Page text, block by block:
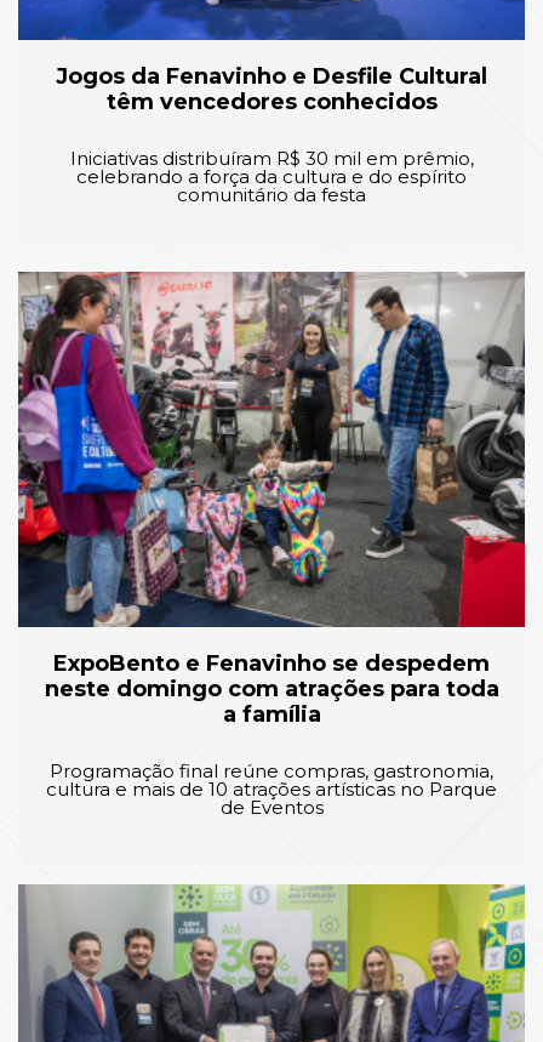
Jogos da Fenavinho e Desfile Cultural
têm vencedores conhecidos
Iniciativas distribuíram R$ 30 mil em prêmio,
celebrando a força da cultura e do espírito
comunitário da festa
ExpoBento e Fenavinho se despedem
neste domingo com atrações para toda
a família
Programação final reúne compras, gastronomia,
cultura e mais de 10 atrações artísticas no Parque
de Eventos